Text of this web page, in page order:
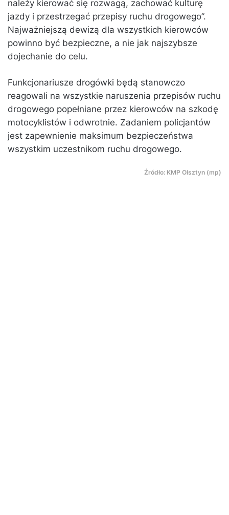
należy kierować się rozwagą, zachować kulturę
jazdy i przestrzegać przepisy ruchu drogowego”.
Najważniejszą dewizą dla wszystkich kierowców
powinno być bezpieczne, a nie jak najszybsze
dojechanie do celu.
Funkcjonariusze drogówki będą stanowczo
reagowali na wszystkie naruszenia przepisów ruchu
drogowego popełniane przez kierowców na szkodę
motocyklistów i odwrotnie. Zadaniem policjantów
jest zapewnienie maksimum bezpieczeństwa
wszystkim uczestnikom ruchu drogowego.
Źródło: KMP Olsztyn (mp)